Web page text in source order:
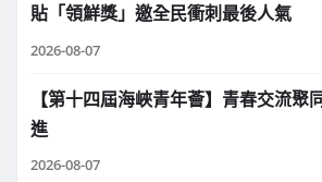
貼「領鮮獎」邀全民衝刺最後人氣
2026-08-07
【第十四屆海峽青年薈】青春交流聚
進
2026-08-07